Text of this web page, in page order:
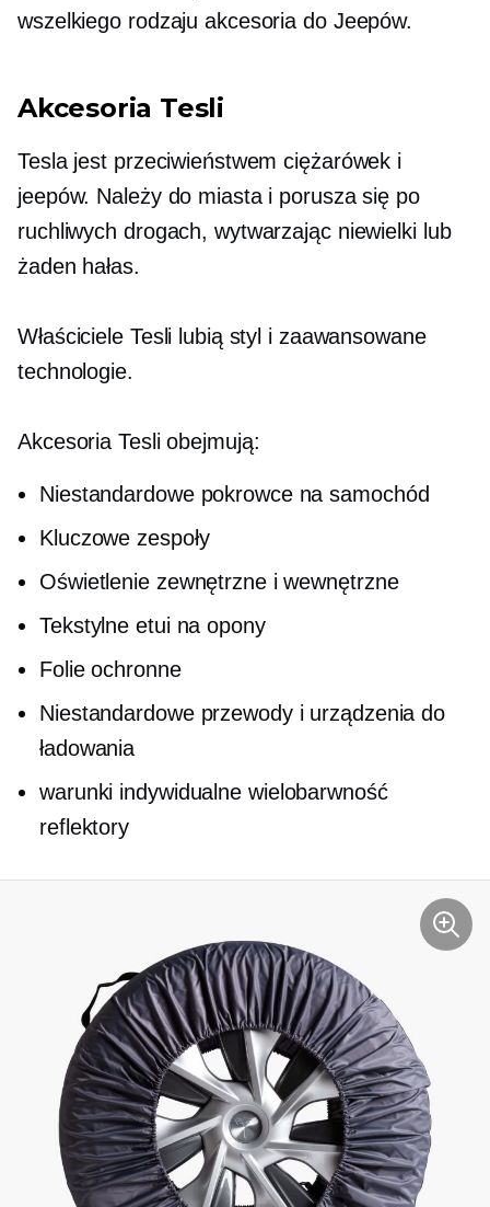
wszelkiego rodzaju akcesoria do Jeepów.
Akcesoria Tesli
Tesla jest przeciwieństwem ciężarówek i
jeepów. Należy do miasta i porusza się po
ruchliwych drogach, wytwarzając niewielki lub
żaden hałas.
Właściciele Tesli lubią styl i zaawansowane
technologie.
Akcesoria Tesli obejmują:
Niestandardowe pokrowce na samochód
Kluczowe zespoły
Oświetlenie zewnętrzne i wewnętrzne
Tekstylne etui na opony
Folie ochronne
Niestandardowe przewody i urządzenia do
ładowania
warunki indywidualne wielobarwność
reflektory